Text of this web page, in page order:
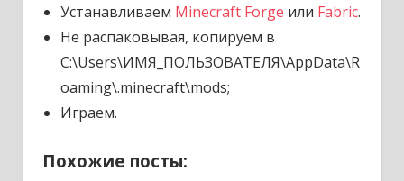
Устанавливаем Minecraft Forge или Fabric.
Не распаковывая, копируем в
C:\Users\ИМЯ_ПОЛЬЗОВАТЕЛЯ\AppData\R
oaming\.minecraft\mods;
Играем.
Похожие посты: